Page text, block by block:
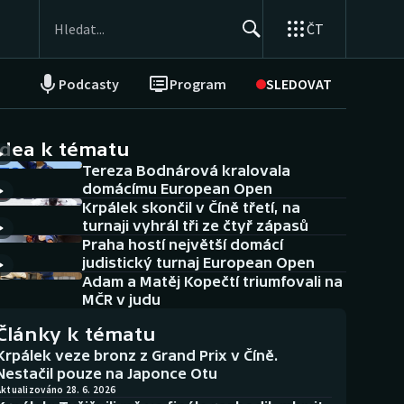
ČT
Podcasty Program SLEDOVAT
NEPŘEHLÉDNĚTE
Historické návraty
Aplikace ČT sport
AZ kvíz
k tématu
Tereza Bodnárová kralovala
domácímu European Open
Krpálek skončil v Číně třetí, na
turnaji vyhrál tři ze čtyř zápasů
Praha hostí největší domácí
judistický turnaj European Open
Adam a Matěj Kopečtí triumfovali na
MČR v judu
k tématu
veze bronz z Grand Prix v Číně.
pouze na Japonce Otu
28. 6. 2026